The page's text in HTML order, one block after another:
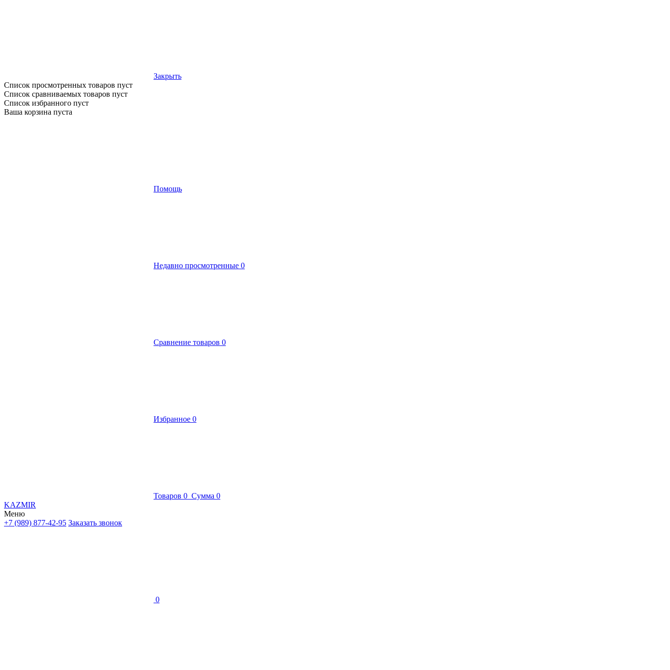
Закрыть
Список просмотренных товаров пуст
Список сравниваемых товаров пуст
Список избранного пуст
Ваша корзина пуста
Помощь
Недавно просмотренные 0
Сравнение товаров 0
Избранное 0
Товаров 0 Сумма 0
KAZMIR
Меню
+7 (989) 877-42-95 Заказать звонок
0